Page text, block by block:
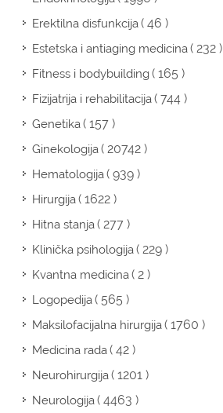
Erektilna disfunkcija( 46 )
Estetska i antiaging medicina( 232 )
Fitness i bodybuilding( 165 )
Fizijatrija i rehabilitacija( 744 )
Genetika( 157 )
Ginekologija( 20742 )
Hematologija( 939 )
Hirurgija( 1622 )
Hitna stanja( 277 )
Klinička psihologija( 229 )
Kvantna medicina( 2 )
Logopedija( 565 )
Maksilofacijalna hirurgija( 1760 )
Medicina rada( 42 )
Neurohirurgija( 1201 )
Neurologija( 4463 )